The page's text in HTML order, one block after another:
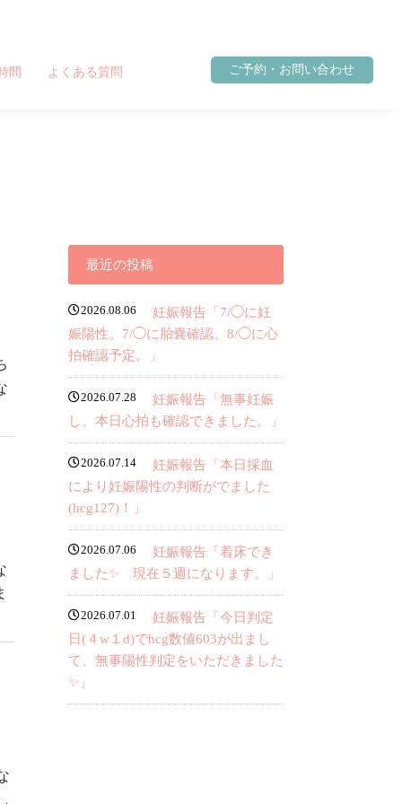
間 よくある質問 ご予約・お問い合わせ
最近の投稿
2026.08.06
妊娠報告「7/◯に妊
娠陽性。7/◯に胎嚢確認。8/◯に心
拍確認予定。」
2026.07.28
妊娠報告「無事妊娠
し、本日心拍も確認できました。」
2026.07.14
妊娠報告「本日採血
により妊娠陽性の判断がでました
(hcg127)！」
2026.07.06
妊娠報告「着床でき
ました✨ 現在５週になります。」
2026.07.01
妊娠報告「今日判定
日(４w１d)でhcg数値603が出まし
て、無事陽性判定をいただきました
✨」